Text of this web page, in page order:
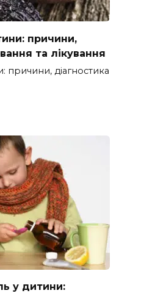
причини,
та лікування
причини, діагностика
у дитини: